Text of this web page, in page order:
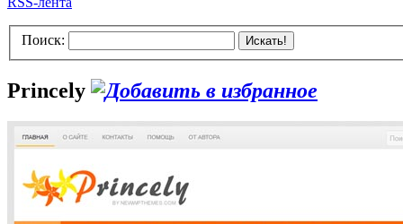
Поиск: Искать!
Princely